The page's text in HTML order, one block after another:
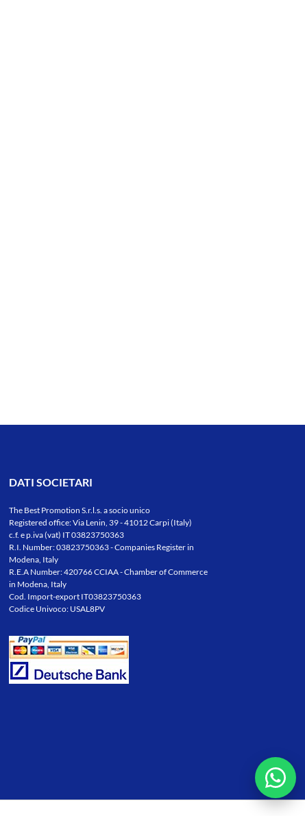
DATI SOCIETARI
The Best Promotion S.r.l.s. a socio unico
Registered office: Via Lenin, 39 - 41012 Carpi (Italy)
c.f. e p.iva (vat) IT 03823750363
R.I. Number: 03823750363 - Companies Register in
Modena, Italy
R.E.A Number: 420766 CCIAA - Chamber of Commerce
in Modena, Italy
Cod. Import-export IT03823750363
Codice Univoco: USAL8PV